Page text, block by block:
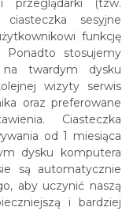
przeglądarki (tzw.
ciasteczka sesyjne
funkcję
Ponadto stosujemy
na twardym dysku
wizyty serwis
oraz preferowane
Ciasteczka
od 1 miesiąca
dysku komputera
są automatycznie
aby uczynić naszą
i bardziej